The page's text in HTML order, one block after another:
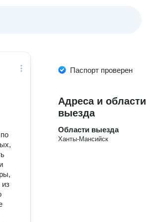
из
Паспорт проверен
Адреса и области
выезда
Области выезда
Ханты-Мансийск